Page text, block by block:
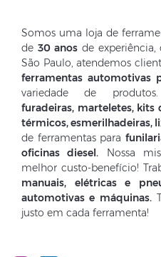
Somos uma loja de
de 30 anosde experiência,
São Paulo, atendemos
ferramentas automotivas
variedade de
furadeiras, marteletes, kits
térmicos, esmerilhadeiras,
de ferramentas para
oficinas diesel. Nossa
melhor custo-benefício!
manuais, elétricas e
automotivas e máquinas.
justo em cada ferramenta!